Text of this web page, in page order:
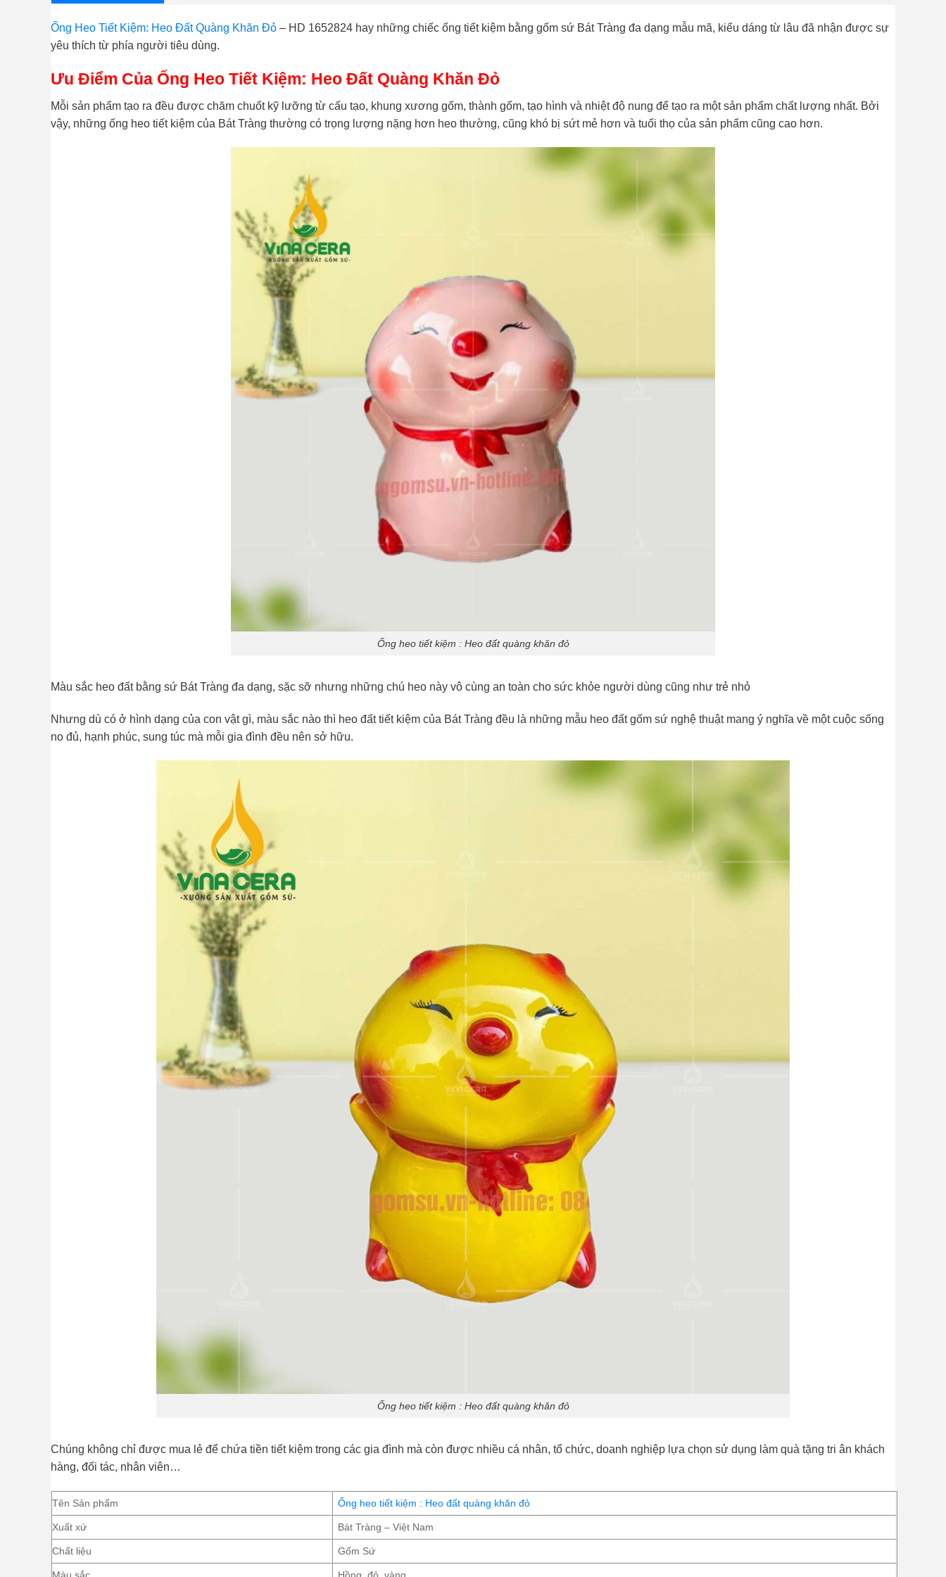
Ống Heo Tiết Kiệm: Heo Đất Quàng Khăn Đỏ – HD 1652824 hay những chiếc ống tiết kiệm bằng gốm sứ Bát Tràng đa dạng mẫu mã, kiểu dáng từ lâu đã nhận được sự
yêu thích từ phía người tiêu dùng.
Ưu Điểm Của Ống Heo Tiết Kiệm: Heo Đất Quàng Khăn Đỏ
Mỗi sản phẩm tạo ra đều được chăm chuốt kỹ lưỡng từ cấu tạo, khung xương gốm, thành gốm, tạo hình và nhiệt độ nung để tạo ra một sản phẩm chất lượng nhất. Bởi
vậy, những ống heo tiết kiệm của Bát Tràng thường có trọng lượng nặng hơn heo thường, cũng khó bị sứt mẻ hơn và tuổi thọ của sản phẩm cũng cao hơn.
Ống heo tiết kiệm : Heo đất quàng khăn đỏ
Màu sắc heo đất bằng sứ Bát Tràng đa dạng, sặc sỡ nhưng những chú heo này vô cùng an toàn cho sức khỏe người dùng cũng như trẻ nhỏ
Nhưng dù có ở hình dạng của con vật gì, màu sắc nào thì heo đất tiết kiệm của Bát Tràng đều là những mẫu heo đất gốm sứ nghệ thuật mang ý nghĩa về một cuộc sống
no đủ, hạnh phúc, sung túc mà mỗi gia đình đều nên sở hữu.
Ống heo tiết kiệm : Heo đất quàng khăn đỏ
Chúng không chỉ được mua lẻ để chứa tiền tiết kiệm trong các gia đình mà còn được nhiều cá nhân, tổ chức, doanh nghiệp lựa chọn sử dụng làm quà tặng tri ân khách
hàng, đối tác, nhân viên…
Tên Sản phẩm Ống heo tiết kiệm : Heo đất quàng khăn đỏ
Xuất xứ Bát Tràng – Việt Nam
Chất liệu Gốm Sứ